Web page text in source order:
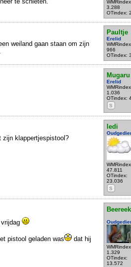
3.288
OTindex:
Paultje
Erelid
966
OTindex:
weiland gaan staan om zijn
Mugaru
Erelid
1.036
OTindex:
S
ledi
47.811
OTindex:
23.036
S
zijn klappertjespistool?
1.329
OTindex:
13.572
pistool geladen was
dat hij